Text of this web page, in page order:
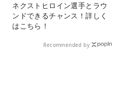
ネクストヒロイン選手とラウ
ンドできるチャンス！詳しく
はこちら！
Recommended by